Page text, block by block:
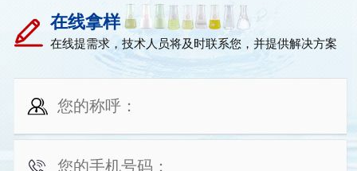
在线拿样
在线提需求，技术人员将及时联系您，并提供解决方案